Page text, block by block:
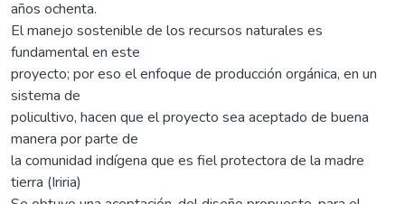
años ochenta.
El manejo sostenible de los recursos naturales es
fundamental en este
proyecto; por eso el enfoque de producción orgánica, en un
sistema de
policultivo, hacen que el proyecto sea aceptado de buena
manera por parte de
la comunidad indígena que es fiel protectora de la madre
tierra (Iriria)